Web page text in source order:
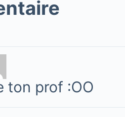
ton prof :OO